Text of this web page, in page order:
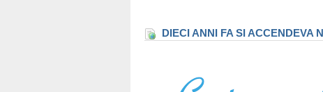
DIECI ANNI FA SI ACCENDEVA